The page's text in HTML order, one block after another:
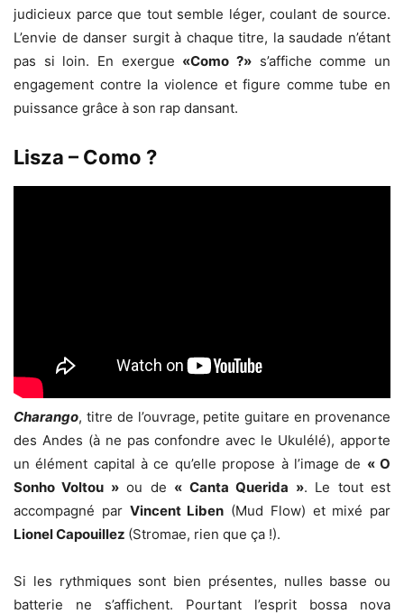
judicieux parce que tout semble léger, coulant de source.
L’envie de danser surgit à chaque titre, la saudade n’étant
pas si loin. En exergue «Como ?» s’affiche comme un
engagement contre la violence et figure comme tube en
puissance grâce à son rap dansant.
Lisza – Como ?
Charango, titre de l’ouvrage, petite guitare en provenance
des Andes (à ne pas confondre avec le Ukulélé), apporte
un élément capital à ce qu’elle propose à l’image de « O
Sonho Voltou »ou de « Canta Querida ». Le tout est
accompagné par Vincent Liben (Mud Flow) et mixé par
Lionel Capouillez (Stromae, rien que ça !).
Si les rythmiques sont bien présentes, nulles basse ou
batterie ne s’affichent. Pourtant l’esprit bossa nova